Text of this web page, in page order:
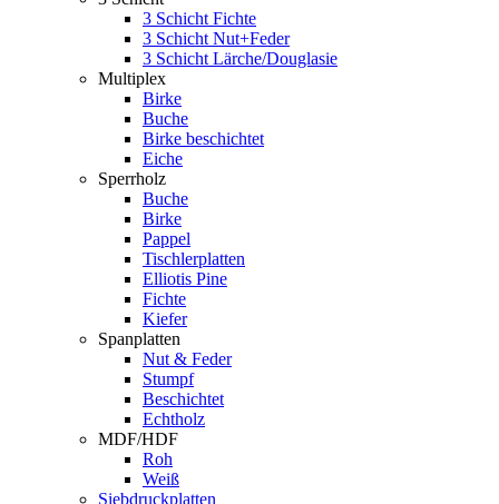
3 Schicht Fichte
3 Schicht Nut+Feder
3 Schicht Lärche/Douglasie
Multiplex
Birke
Buche
Birke beschichtet
Eiche
Sperrholz
Buche
Birke
Pappel
Tischlerplatten
Elliotis Pine
Fichte
Kiefer
Spanplatten
Nut & Feder
Stumpf
Beschichtet
Echtholz
MDF/HDF
Roh
Weiß
Siebdruckplatten